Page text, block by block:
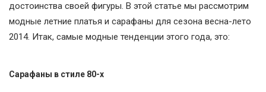
достоинства своей фигуры. В этой статье мы рассмотрим
модные летние платья и сарафаны для сезона весна-лето
2014. Итак, самые модные тенденции этого года, это:
Сарафаны в стиле 80-х